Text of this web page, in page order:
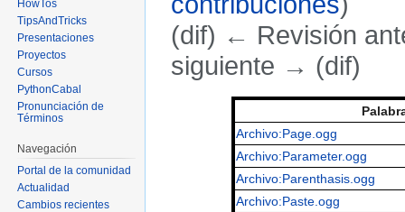
(dif) ← Revisión
siguiente → (dif)
Archivo:Page.ogg
Archivo:Parameter.ogg
Archivo:Parenthasis.ogg
Archivo:Paste.ogg
HowTos
TipsAndTricks
Presentaciones
Proyectos
Cursos
PythonCabal
Pronunciación de
Términos
Navegación
Portal de la comunidad
Actualidad
Cambios recientes